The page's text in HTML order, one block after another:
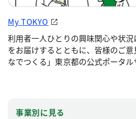
My TOKYO
利用者一人ひとりの興味関心や状
をお届けするとともに、皆様のご
なでつくる」東京都の公式ポータル
事業別に見る